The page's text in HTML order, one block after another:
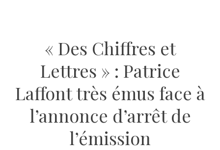
« Des Chiffres et
Lettres » : Patrice
Laffont très émus face à
l’annonce d’arrêt de
l’émission